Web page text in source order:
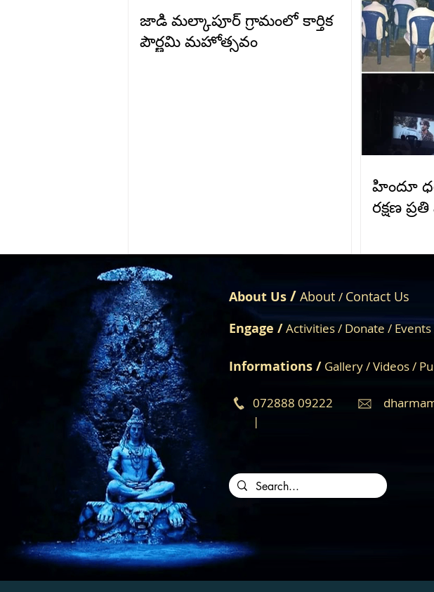
జాడి మల్కాపూర్ గ్రామంలో కార్తిక
పౌర్ణమి మహోత్సవం
హిందూ
రక్షణ
About Us / About / Contact Us
Engage /Activities / Donate /
Informations / Gallery/Videos/
072888 09222
|